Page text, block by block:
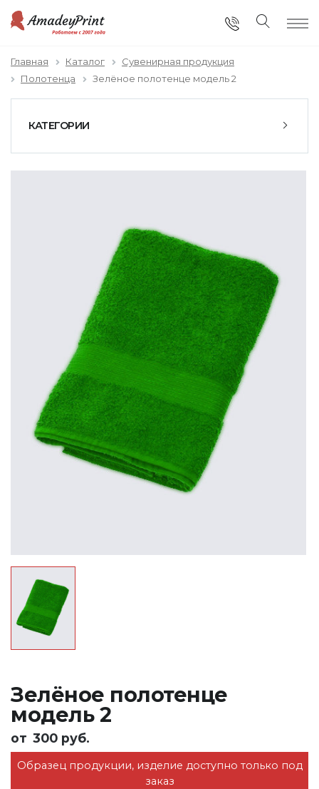
Главная Каталог
Сувенирная продукция
Полотенца
Зелёное полотенце модель 2
КАТЕГОРИИ
Зелёное полотенце
модель 2
от 300 руб.
Образец продукции, изделие доступно только под
заказ